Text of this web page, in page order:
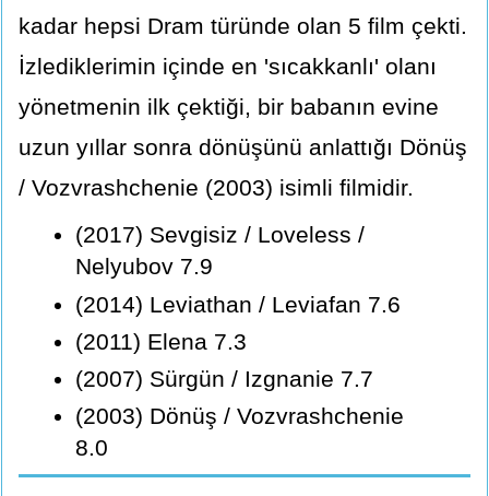
kadar hepsi Dram türünde olan 5 film çekti.
İzlediklerimin içinde en 'sıcakkanlı' olanı
yönetmenin ilk çektiği, bir babanın evine
uzun yıllar sonra dönüşünü anlattığı Dönüş
/ Vozvrashchenie (2003) isimli filmidir.
(2017) Sevgisiz / Loveless /
Nelyubov 7.9
(2014) Leviathan / Leviafan 7.6
(2011) Elena 7.3
(2007) Sürgün / Izgnanie 7.7
(2003) Dönüş / Vozvrashchenie
8.0